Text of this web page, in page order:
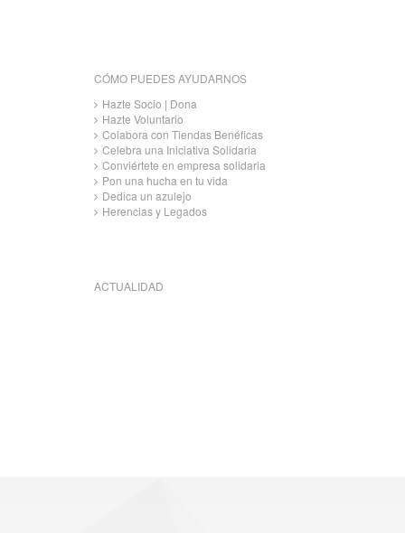
CÓMO PUEDES AYUDARNOS
Hazte Socio | Dona
Hazte Voluntario
Colabora con Tiendas Benéficas
Celebra una Iniciativa Solidaria
Conviértete en empresa solidaria
Pon una hucha en tu vida
Dedica un azulejo
Herencias y Legados
ACTUALIDAD